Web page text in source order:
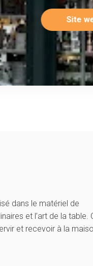
Site
dans le matériel de
et l’art de la table.
et recevoir à la